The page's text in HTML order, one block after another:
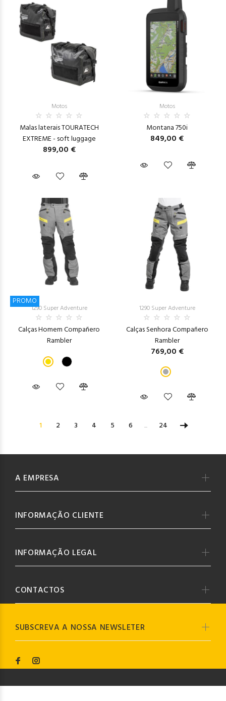
Motos
Malas laterais TOURATECH
EXTREME - soft luggage
899,00 €
Motos
Montana 750i
849,00 €
PROMO
1290 Super Adventure
Calças Homem Compañero
Rambler
1290 Super Adventure
Calças Senhora Compañero
Rambler
769,00 €
1 2 3 4 5 6 ... 24
SUBSCREVA A NOSSA NEWSLETER
A EMPRESA
INFORMAÇÃO CLIENTE
INFORMAÇÃO LEGAL
CONTACTOS